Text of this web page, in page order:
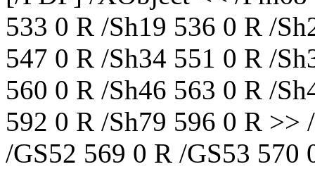
533 0 R /Sh19 536 0 R /
547 0 R /Sh34 551 0 R /
560 0 R /Sh46 563 0 R /
592 0 R /Sh79 596 0 R >>
/GS52 569 0 R /GS53 570